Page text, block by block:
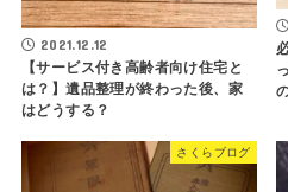
2021.12.12
【サービス付き高齢者向け住宅と
は？】遺品整理が終わった後、家
はどうする？
さくらブログ